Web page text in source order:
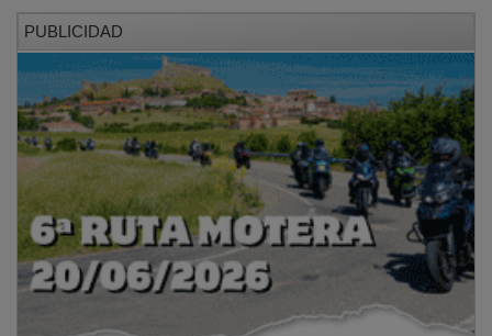
PUBLICIDAD